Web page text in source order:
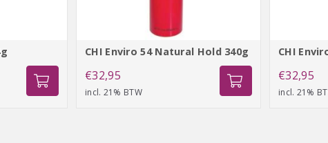
CHI Enviro 54 Natural Hold 340g
€32,95
incl. 21% BTW
CHI
€32,95
incl. 21%